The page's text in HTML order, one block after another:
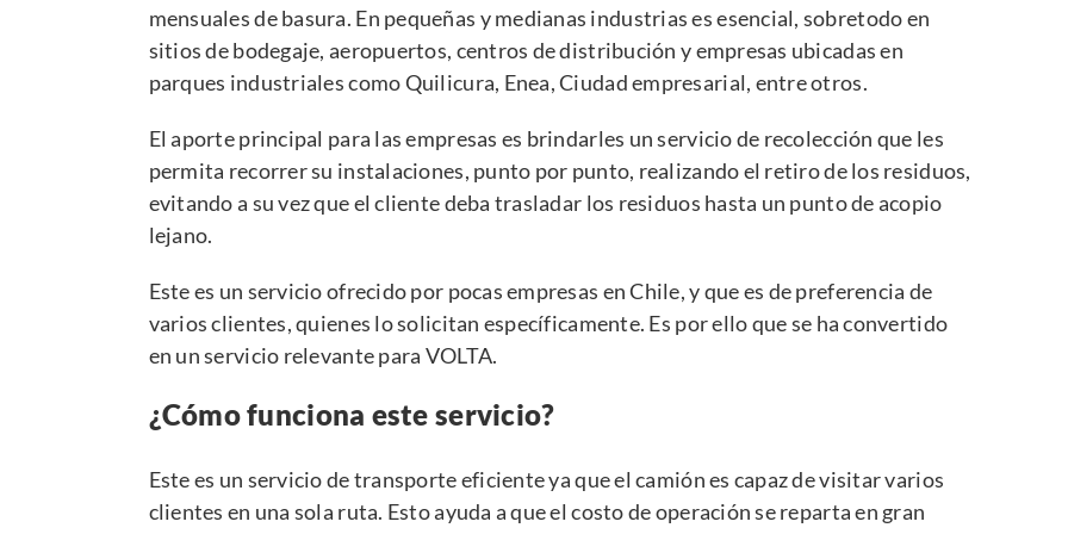
mensuales de basura. En pequeñas y medianas industrias es esencial, sobretodo en
sitios de bodegaje, aeropuertos, centros de distribución y empresas ubicadas en
parques industriales como Quilicura, Enea, Ciudad empresarial, entre otros.
El aporte principal para las empresas es brindarles un servicio de recolección que les
permita recorrer su instalaciones, punto por punto, realizando el retiro de los residuos,
evitando a su vez que el cliente deba trasladar los residuos hasta un punto de acopio
lejano.
Este es un servicio ofrecido por pocas empresas en Chile, y que es de preferencia de
varios clientes, quienes lo solicitan específicamente. Es por ello que se ha convertido
en un servicio relevante para VOLTA.
¿Cómo funciona este servicio?
Este es un servicio de transporte eficiente ya que el camión es capaz de visitar varios
clientes en una sola ruta. Esto ayuda a que el costo de operación se reparta en gran